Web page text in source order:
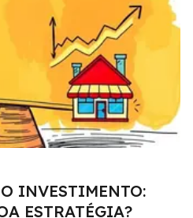
INVESTIMENTO:
ESTRATÉGIA?